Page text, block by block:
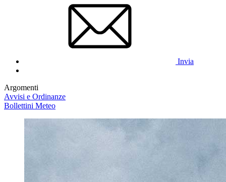
Invia
Argomenti
Avvisi e Ordinanze
Bollettini Meteo